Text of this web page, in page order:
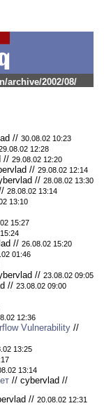
archive/2002/08/
// 30.08.02 10:23
12:28
// 29.08.02 12:20
// 29.08.02 12:14
// 28.08.02 13:30
28.08.02 13:14
13:10
15:27
// 26.08.02 15:20
01:46
// 23.08.02 09:05
// 23.08.02 09:00
12:36
Vulnerability //
13:25
13:14
// cybervlad //
// 20.08.02 12:31